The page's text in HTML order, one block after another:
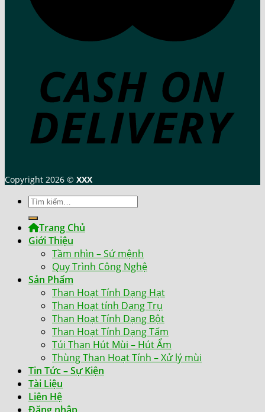
Copyright 2026 © XXX
Tìm
kiếm:
Trang Chủ
Giới Thiệu
Tầm nhìn – Sứ mệnh
Quy Trình Công Nghệ
Sản Phẩm
Than Hoạt Tính Dạng Hạt
Than Hoạt tính Dạng Trụ
Than Hoạt Tính Dạng Bột
Than Hoạt Tính Dạng Tấm
Túi Than Hút Mùi – Hút Ẩm
Thùng Than Hoạt Tính – Xử lý mùi
Tin Tức – Sự Kiện
Tài Liệu
Liên Hệ